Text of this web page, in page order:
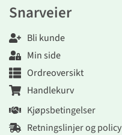
Snarveier
Bli kunde
Min side
Ordreoversikt
Handlekurv
Kjøpsbetingelser
Retningslinjer og policy